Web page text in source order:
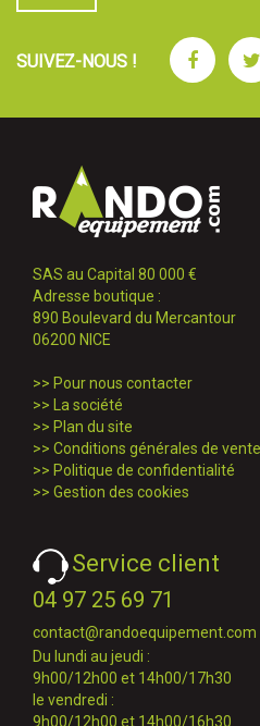
SUIVEZ-NOUS !
SAS au Capital 80 000 €
Adresse boutique :
890 Boulevard du Mercantour
06200 NICE
>> Pour nous contacter
>> La société
>> Plan du site
>> Conditions générales de
>> Politique de confidentialité
>> Gestion des cookies
Service client
04 97 25 69 71
contact@randoequipement.com
Du lundi au jeudi :
9h00/12h00 et 14h00/17h30
le vendredi :
9h00/12h00 et 14h00/16h30